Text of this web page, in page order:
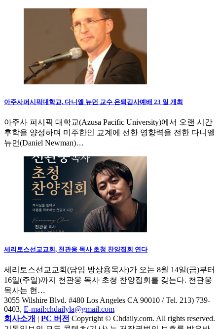
아주사퍼시픽대학교, 다니엘 뉴먼 교수 은퇴감사예배 23 일 개최
아주사 퍼시픽 대학교(Azusa Pacific University)에서 오랜 시간
후학을 양성하며 미주한인 교계에 선한 영향력을 전한 다니엘
뉴먼(Daniel Newman)…
세리토스선교교회, 천관웅 목사 초청 찬양집회 연다
세리토스선교교회(담임 방상용목사)가 오는 8월 14일(금)부터
16일(주일)까지 천관웅 목사 초청 찬양집회를 갖는다. 천관웅
목사는 현…
3055 Wilshire Blvd. #480 Los Angeles CA 90010 / Tel. 213) 739-
0403, E-mail:chdailyla@gmail.com
회사소개 | PC 버전 Copyright © Chdaily.com. All rights reserved.